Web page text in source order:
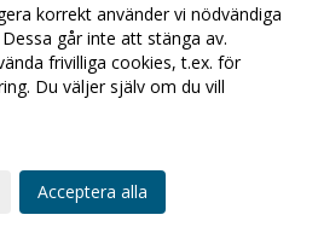
2019-01-30 19:32
2019-01-28 11:04
2019-01-25 13:09
Damtruppen
korrekt använder vi nödvändiga
går inte att stänga av.
frivilliga cookies, t.ex. för
Du väljer själv om du vill
Acceptera alla